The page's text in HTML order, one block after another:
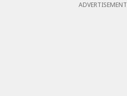
ADVERTISEMENT